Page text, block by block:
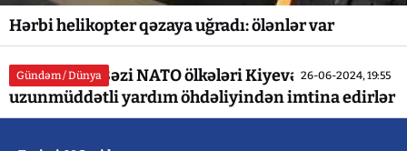
Hərbi helikopter qəzaya uğradı: ölənlər var
Gündəm / Dünya 26-06-2024, 19:55
Bloomberg: Bəzi NATO ölkələri Kiyevə
uzunmüddətli yardım öhdəliyindən imtina edirlər